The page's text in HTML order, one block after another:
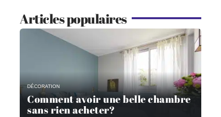
Articles populaires
DÉCORATION
Comment avoir une belle chambre
sans rien acheter?